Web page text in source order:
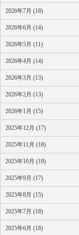
2026年7月 (18)
2026年6月 (14)
2026年5月 (11)
2026年4月 (14)
2026年3月 (13)
2026年2月 (13)
2026年1月 (15)
2025年12月 (17)
2025年11月 (18)
2025年10月 (19)
2025年9月 (17)
2025年8月 (15)
2025年7月 (18)
2025年6月 (18)